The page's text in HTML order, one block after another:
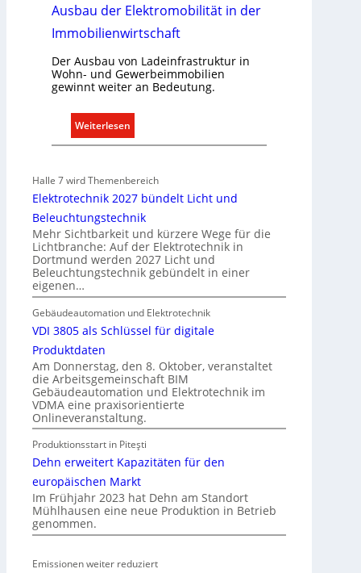
f
a
s
e
u
d
e
g
e
n
Ausbau der Elektromobilität in der
Immobilienwirtschaft
Der Ausbau von Ladeinfrastruktur in
Wohn- und Gewerbeimmobilien
gewinnt weiter an Bedeutung.
Weiterlesen
A
b
u
d
e
r
E
l
e
t
r
o
m
o
b
i
l
i
t
ä
i
Halle 7 wird Themenbereich
Elektrotechnik 2027 bündelt Licht und
Beleuchtungstechnik
Mehr Sichtbarkeit und kürzere Wege für die
Lichtbranche: Auf der Elektrotechnik in
Dortmund werden 2027 Licht und
Beleuchtungstechnik gebündelt in einer
eigenen…
Gebäudeautomation und Elektrotechnik
VDI 3805 als Schlüssel für digitale
Produktdaten
Am Donnerstag, den 8. Oktober, veranstaltet
die Arbeitsgemeinschaft BIM
Gebäudeautomation und Elektrotechnik im
VDMA eine praxisorientierte
Onlineveranstaltung.
Produktionsstart in Piteşti
Dehn erweitert Kapazitäten für den
europäischen Markt
Im Frühjahr 2023 hat Dehn am Standort
Mühlhausen eine neue Produktion in Betrieb
genommen.
Emissionen weiter reduziert